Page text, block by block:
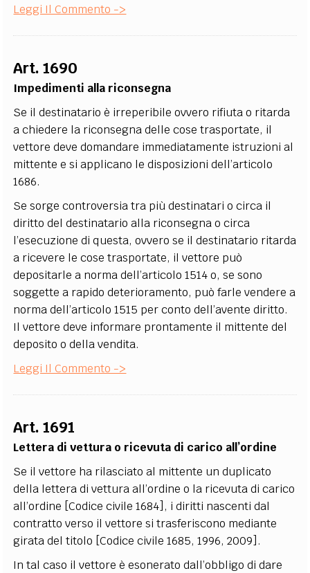
Leggi Il Commento ->
Art. 1690
Impedimenti alla riconsegna
Se il destinatario è irreperibile ovvero rifiuta o ritarda
a chiedere la riconsegna delle cose trasportate, il
vettore deve domandare immediatamente istruzioni al
mittente e si applicano le disposizioni dell’articolo
1686.
Se sorge controversia tra più destinatari o circa il
diritto del destinatario alla riconsegna o circa
l’esecuzione di questa, ovvero se il destinatario ritarda
a ricevere le cose trasportate, il vettore può
depositarle a norma dell’articolo 1514 o, se sono
soggette a rapido deterioramento, può farle vendere a
norma dell’articolo 1515 per conto dell’avente diritto.
Il vettore deve informare prontamente il mittente del
deposito o della vendita.
Leggi Il Commento ->
Art. 1691
Lettera di vettura o ricevuta di carico all’ordine
Se il vettore ha rilasciato al mittente un duplicato
della lettera di vettura all’ordine o la ricevuta di carico
all’ordine [Codice civile 1684], i diritti nascenti dal
contratto verso il vettore si trasferiscono mediante
girata del titolo [Codice civile 1685, 1996, 2009].
In tal caso il vettore è esonerato dall’obbligo di dare